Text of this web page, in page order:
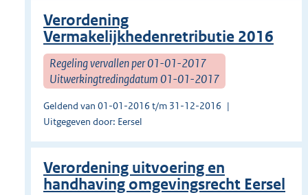
Verordening
Vermakelijkhedenretributie 2016
Regeling vervallen per 01-01-2017
Uitwerkingtredingdatum 01-01-2017
Geldend van 01-01-2016 t/m 31-12-2016
Uitgegeven door: Eersel
Verordening uitvoering en
handhaving omgevingsrecht Eersel